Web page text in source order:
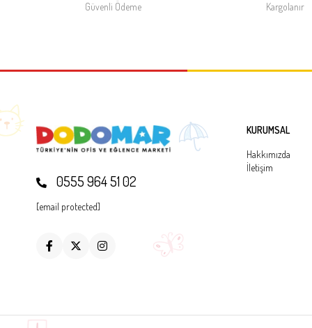
Güvenli Ödeme
Kargolanır
0555 964 51 02
[email protected]
KURUMSAL
Hakkımızda
İletişim